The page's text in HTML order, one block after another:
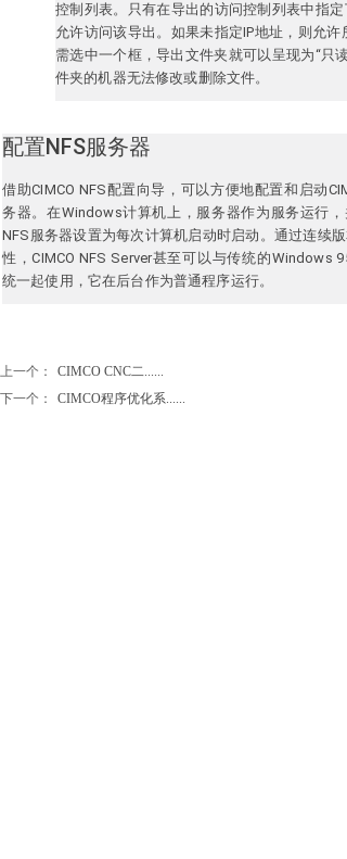
控制列表。 只有在导出的访问控制列表中指定
允许访问该导出。 如果未指定IP地址，则允许
需选中一个框，导出文件夹就可以呈现为“只
件夹的机器无法修改或删除文件。
配置NFS服务器
借助CIMCO NFS配置向导，可以方便地配置和启动
务器。 在Windows计算机上，服务器作为服务运行，
NFS服务器设置为每次计算机启动时启动。 通过连续版
性，CIMCO NFS Server甚至可以与传统的Windows
统一起使用，它在后台作为普通程序运行。
上一个：
CIMCO CNC二......
下一个：
CIMCO程序优化系......